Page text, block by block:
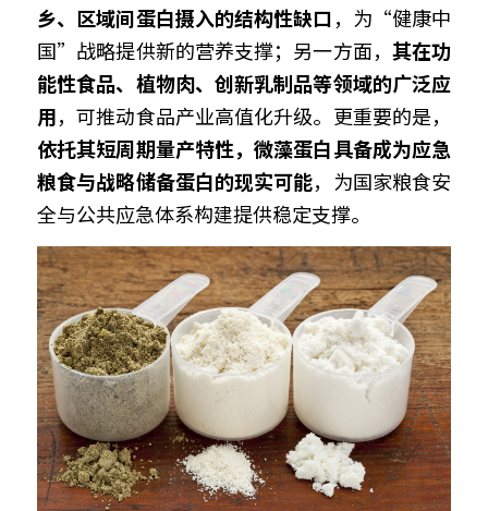
乡、区域间蛋白摄入的结构性缺口，为“健康中
国”战略提供新的营养支撑；另一方面， 其在功
能性食品、植物肉、创新乳制品等领域的广泛应
用，可推动食品产业高值化升级。更重要的是，
依托其短周期量产特性，微藻蛋白具备成为应急
粮食与战略储备蛋白的现实可能，为国家粮食安
全与公共应急体系构建提供稳定支撑。